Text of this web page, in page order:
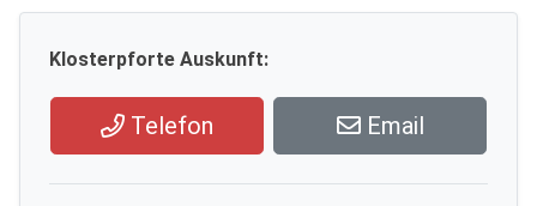
Klosterpforte Auskunft:
Telefon Email